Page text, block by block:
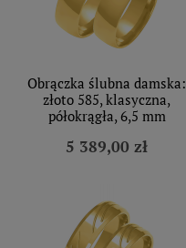
Obrączka ślubna damska:
złoto 585, klasyczna,
półokrągła, 6,5 mm
5 389,00 zł